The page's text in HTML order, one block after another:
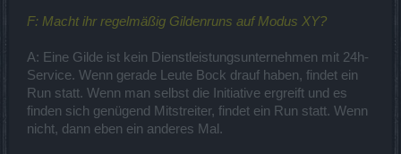
F: Macht ihr regelmäßig Gildenruns auf Modus XY?
A: Eine Gilde ist kein Dienstleistungsunternehmen mit 24h-
Service. Wenn gerade Leute Bock drauf haben, findet ein
Run statt. Wenn man selbst die Initiative ergreift und es
finden sich genügend Mitstreiter, findet ein Run statt. Wenn
nicht, dann eben ein anderes Mal.